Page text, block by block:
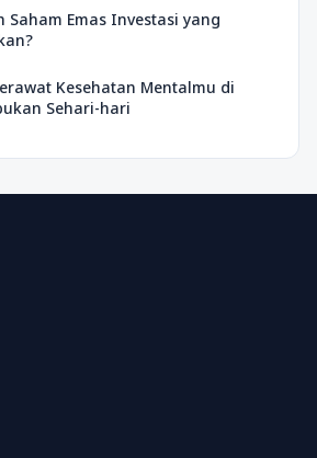
Saham Emas Investasi yang
Kesehatan Mentalmu di
Sehari-hari